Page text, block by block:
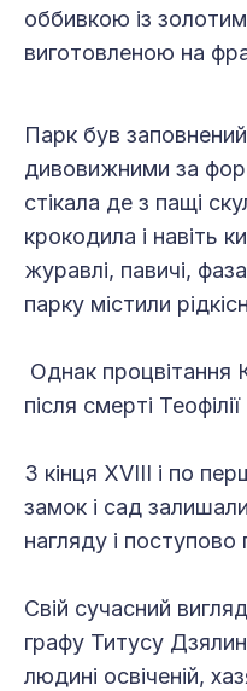
оббивкою із
виготовленою на
Парк був заповнений
дивовижними за
стікала де з пащі
крокодила і навіть
журавлі, павичі,
парку містили
Однак процвітання
після смерті
З кінця XVIII і по
замок і сад
нагляду і
Свій сучасний
графу Титусу
людині освіченій,